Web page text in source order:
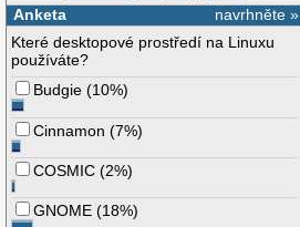
navrhněte »
Anketa
Které desktopové prostředí na Linuxu
používáte?
Budgie (10%)
Cinnamon (7%)
COSMIC (2%)
GNOME (18%)